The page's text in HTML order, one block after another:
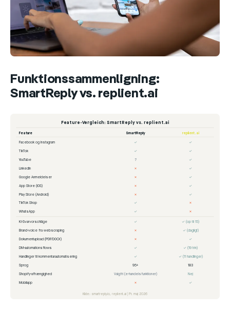
Funktionssammenligning:
SmartReply vs. replient.ai
Feature-Vergleich: SmartReply vs. replient.ai
Feature SmartReply replient.ai
Facebook og Instagram ✓ ✓
TikTok ✓ ✓
YouTube ? ✓
LinkedIn ✗ ✓
Google Anmeldelser ✗ ✓
App Store (iOS) ✗ ✓
Play Store (Android) ✗ ✓
TikTok Shop ✓ ✗
WhatsApp ✓ ✗
KI-Svarvorschläge ✓ ✓ (op til 15)
Brand-voice fra webscraping ✗ ✓ (dagligt)
Dokumentupload (PDF/DOCX) ✗ ✓
DM-automationsflows ✓ ✓ (19 trin)
Handlinger til kommentarautomatisering ✓ ✓ (11 handlinger)
Sprog 95+ 183
Shopify-afhængighed Valgfri (e-handelsfunktioner) Nej
Mobilapp ✗ ✓
Kilde: smartreply.io, replient.ai | Pr. maj 2026